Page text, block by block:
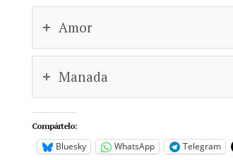
Amor
Manada
Compártelo:
Bluesky WhatsApp Telegram